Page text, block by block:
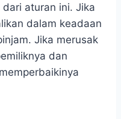
aturan ini. Jika
dalam keadaan
Jika merusak
dan